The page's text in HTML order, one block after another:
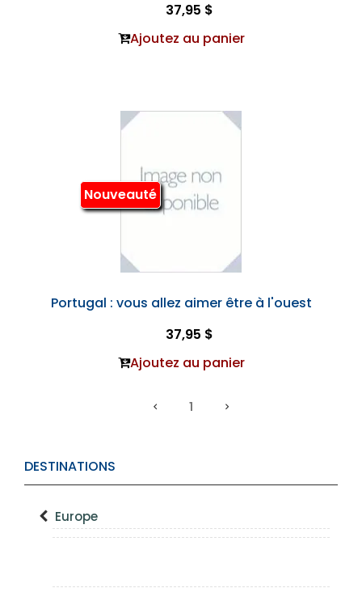
DESTINATIONS
Europe
37,95 $
Ajoutez au panier
Nouveauté
Portugal : vous allez aimer être à l'ouest
37,95 $
Ajoutez au panier
1